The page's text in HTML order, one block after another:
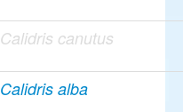
Calidris canutus
Calidris alba